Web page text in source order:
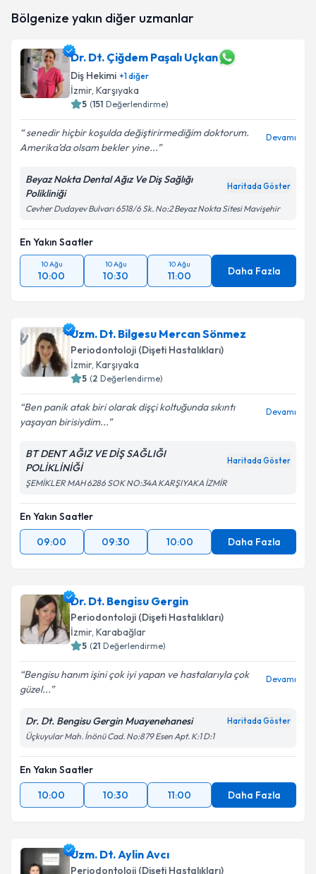
bilgilendireceğiz.
E-posta Adresiniz
Kişisel verilerimin işlenmesine ilişkinAydınlatma
Metni'ni okudum ve kişisel verilerimin belirtilen
kapsamda işlenmesini kabul ediyorum.
Takvim Talebini Gönder
Bölgenize yakın diğer uzmanlar
Dr. Dt. Çiğdem Paşalı Uçkan
Diş Hekimi +1diğer
İzmir, Karşıyaka
5 (151 Değerlendirme)
senedir hiçbir koşulda değiştirirmediğim doktorum.
Amerika’da olsam bekler yine...
Devamı
Beyaz Nokta Dental Ağız Ve Diş Sağlığı
Polikliniği
Haritada Göster
Cevher Dudayev Bulvarı 6518/6 Sk. No:2 Beyaz Nokta Sitesi Mavişehir
En Yakın Saatler
10 Ağu
10:00
10 Ağu
10:30
10 Ağu
11:00 Daha Fazla
Uzm. Dt. Bilgesu Mercan Sönmez
Periodontoloji (Dişeti Hastalıkları)
İzmir, Karşıyaka
5 (2 Değerlendirme)
Ben panik atak biri olarak dişçi koltuğunda sıkıntı
yaşayan birisiydim...
Devamı
BT DENT AĞIZ VE DİŞ SAĞLIĞI
POLİKLİNİĞİ
Haritada Göster
ŞEMİKLER MAH 6286 SOK NO:34A KARŞIYAKA İZMİR
En Yakın Saatler
09:00
09:30 10:00 Daha Fazla
Dr. Dt. Bengisu Gergin
Periodontoloji (Dişeti Hastalıkları)
İzmir, Karabağlar
5 (21 Değerlendirme)
Bengisu hanım işini çok iyi yapan ve hastalarıyla çok
güzel...
Devamı
Dr. Dt. Bengisu Gergin Muayenehanesi Haritada Göster
Üçkuyular Mah. İnönü Cad. No:879 Esen Apt. K:1 D:1
En Yakın Saatler
10:00
10:30 11:00 Daha Fazla
Uzm. Dt. Aylin Avcı
Periodontoloji (Dişeti Hastalıkları)